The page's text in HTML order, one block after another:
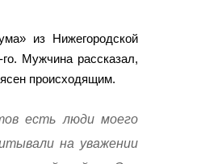
из Нижегородской
Мужчина рассказал,
происходящим.
есть люди моего
на уважении